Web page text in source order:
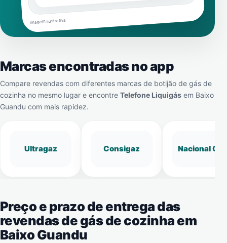
Imagem ilustrativa
Marcas encontradas no app
Compare revendas com diferentes marcas de botijão de gás de
cozinha no mesmo lugar e encontre Telefone Liquigás em Baixo
Guandu com mais rapidez.
Ultragaz Consigaz Nacional Gás
Preço e prazo de entrega das
revendas de gás de cozinha em
Baixo Guandu